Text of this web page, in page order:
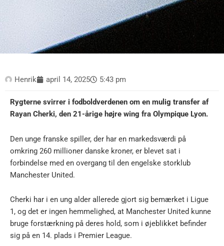
Henrik april 14, 2025 5:43 pm
Rygterne svirrer i fodboldverdenen om en mulig transfer af
Rayan Cherki, den 21-årige højre wing fra Olympique Lyon.
Den unge franske spiller, der har en markedsværdi på
omkring 260 millioner danske kroner, er blevet sat i
forbindelse med en overgang til den engelske storklub
Manchester United.
Cherki har i en ung alder allerede gjort sig bemærket i Ligue
1, og det er ingen hemmelighed, at Manchester United kunne
bruge forstærkning på deres hold, som i øjeblikket befinder
sig på en 14. plads i Premier League.